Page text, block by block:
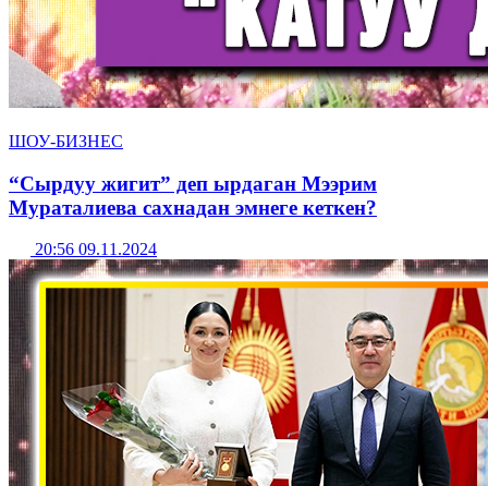
ШОУ-БИЗНЕС
“Сырдуу жигит” деп ырдаган Мээрим
Мураталиева сахнадан эмнеге кеткен?
20:56 09.11.2024